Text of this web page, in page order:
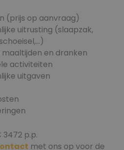
(prijs op aanvraag)
uitrusting (slaapzak,
maaltijden en dranken
activiteiten
uitgaven
p.p.
met ons op voor de